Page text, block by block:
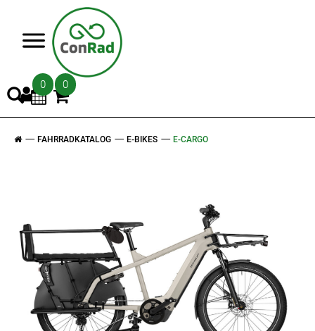
0 0
FAHRRADKATALOG E-BIKES E-CARGO